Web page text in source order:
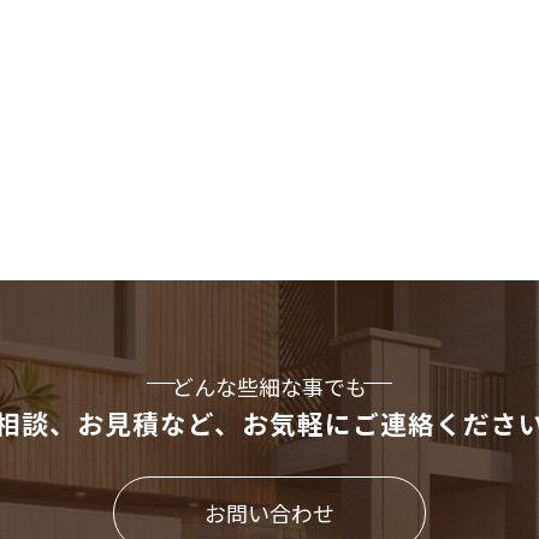
どんな些細な事でも
談、お見積など、 お気軽にご連絡くださ
お問い合わせ